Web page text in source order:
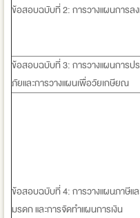
ข้อสอบฉบับที่ 2: การวางแผนการล
ข้อสอบฉบับที่ 3: การวางแผนการป
ภัยและการวางแผนเพื่อวัยเกษียณ
ข้อสอบฉบับที่ 4: การวางแผนภาษีแล
มรดก และการจัดทำแผนการเงิน